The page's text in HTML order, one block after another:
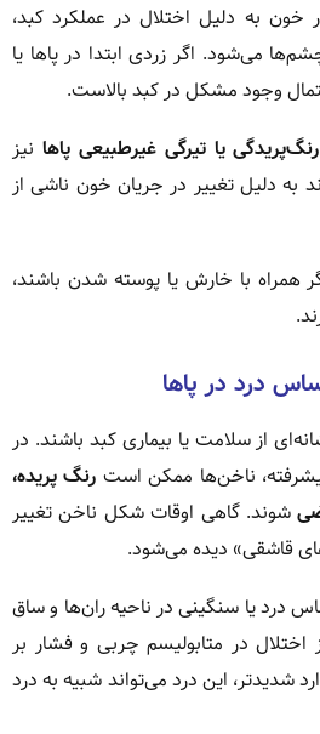
خون به دلیل اختلال در عملکرد کبد،
می‌شود. اگر زردی ابتدا در پاها یا
وجود مشکل در کبد بالاست.
رنگ‌پریدگی یا تیرگی غیرطبیعی پاها نیز
دلیل تغییر در جریان خون ناشی از
همراه با خارش یا پوسته شدن باشند،
درد در پاها
از سلامت یا بیماری کبد باشند. در
ناخن‌ها ممکن است رنگ پریده،
شوند. گاهی اوقات شکل ناخن تغییر
قاشقی» دیده می‌شود.
درد یا سنگینی در ناحیه ران‌ها و ساق
اختلال در متابولیسم چربی و فشار بر
این درد می‌تواند شبیه به درد